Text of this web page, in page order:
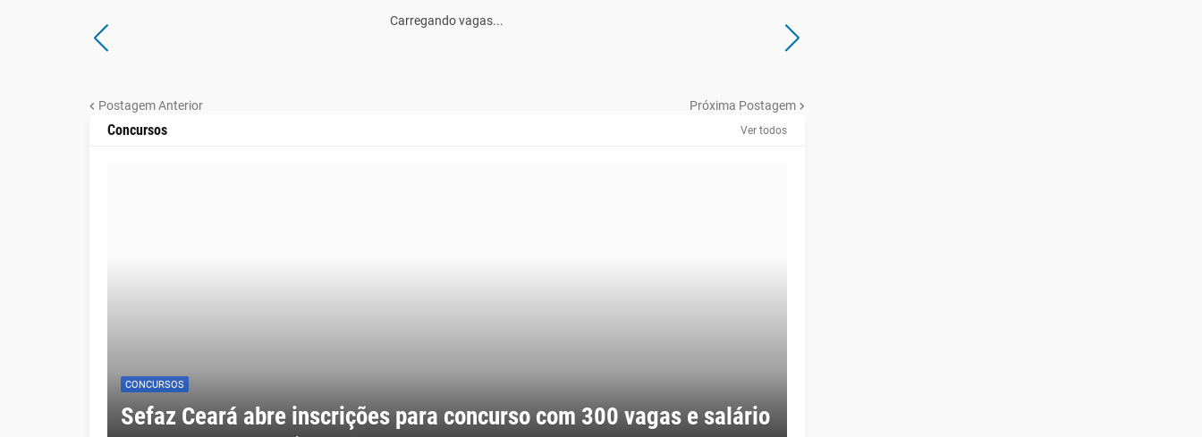
Carregando vagas...
Postagem Anterior Próxima Postagem
Concursos Ver todos
CONCURSOS
Sefaz Ceará abre inscrições para concurso com 300 vagas e salário